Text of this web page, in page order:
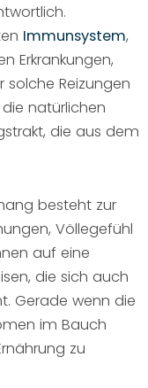
Immunsystem,
Erkrankungen,
Reizungen
natürlichen
die aus dem
besteht zur
Völlegefühl
auf eine
die sich auch
Gerade wenn die
im Bauch
zu